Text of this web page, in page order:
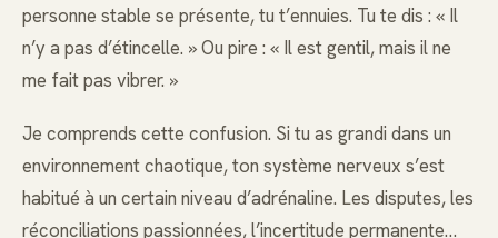
personne stable se présente, tu t’ennuies. Tu te dis : « Il
n’y a pas d’étincelle. » Ou pire : « Il est gentil, mais il ne
me fait pas vibrer. »
Je comprends cette confusion. Si tu as grandi dans un
environnement chaotique, ton système nerveux s’est
habitué à un certain niveau d’adrénaline. Les disputes, les
réconciliations passionnées, l’incertitude permanente…